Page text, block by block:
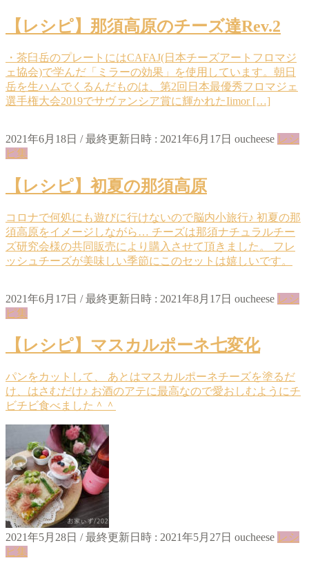
【レシピ】那須高原のチーズ達Rev.2
・茶臼岳のプレートにはCAFAJ(日本チーズアートフロマジ
ェ協会)で学んだ「ミラーの効果」を使用しています。朝日
岳を生ハムでくるんだものは、第2回日本最優秀フロマジェ
選手権大会2019でサヴァンシア賞に輝かれたIimor […]
2021年6月18日 / 最終更新日時 : 2021年6月17日 oucheese レシ
ピ集
【レシピ】初夏の那須高原
コロナで何処にも遊びに行けないので脳内小旅行♪ 初夏の那
須高原をイメージしながら… チーズは那須ナチュラルチー
ズ研究会様の共同販売により購入させて頂きました。 フレ
ッシュチーズが美味しい季節にこのセットは嬉しいです。
2021年6月17日 / 最終更新日時 : 2021年8月17日 oucheese レシ
ピ集
【レシピ】マスカルポーネ七変化
パンをカットして、 あとはマスカルポーネチーズを塗るだ
け、はさむだけ♪ お酒のアテに最高なので愛おしむようにチ
ビチビ食べました＾＾
2021年5月28日 / 最終更新日時 : 2021年5月27日 oucheese レシ
ピ集